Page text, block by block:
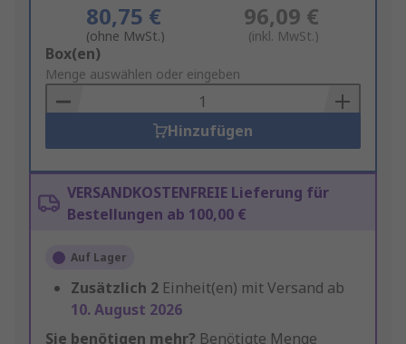
80,75 €
(ohne MwSt.)
96,09 €
(inkl. MwSt.)
Add
to
Basket
Box(en)
Menge auswählen oder eingeben
Hinzufügen
VERSANDKOSTENFREIE Lieferung für
Bestellungen ab 100,00 €
Auf Lager
Zusätzlich 2 Einheit(en) mit Versand ab
10. August 2026
Sie benötigen mehr? Benötigte Menge